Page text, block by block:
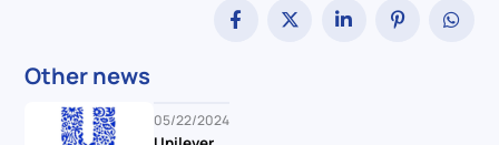
Other news
05/22/2024